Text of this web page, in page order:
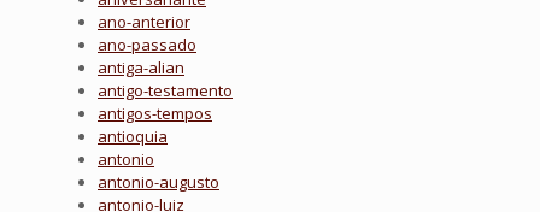
ano-anterior
ano-passado
antiga-alian
antigo-testamento
antigos-tempos
antioquia
antonio
antonio-augusto
antonio-luiz